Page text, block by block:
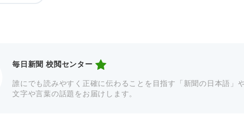
毎日新聞 校閲センター
誰にでも読みやすく正確に伝わることを目指す「新聞の日本語」
文字や言葉の話題をお届けします。